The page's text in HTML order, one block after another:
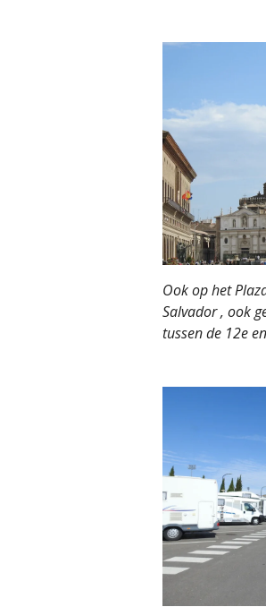
Ook op het
Salvador , ook
tussen de 12e